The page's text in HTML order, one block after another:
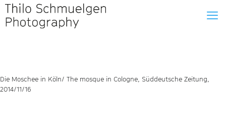
Die Moschee in Köln/ The mosque in Cologne, Süddeutsche Zeitung,
2014/11/16